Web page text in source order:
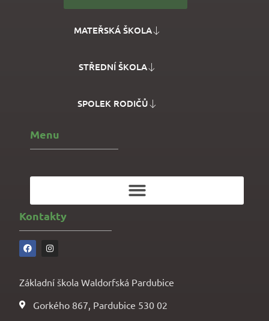
MATEŘSKÁ ŠKOLA
STŘEDNÍ ŠKOLA
SPOLEK RODIČŮ
Menu
Kontakty
Základní škola Waldorfská Pardubice
Gorkého 867, Pardubice 530 02